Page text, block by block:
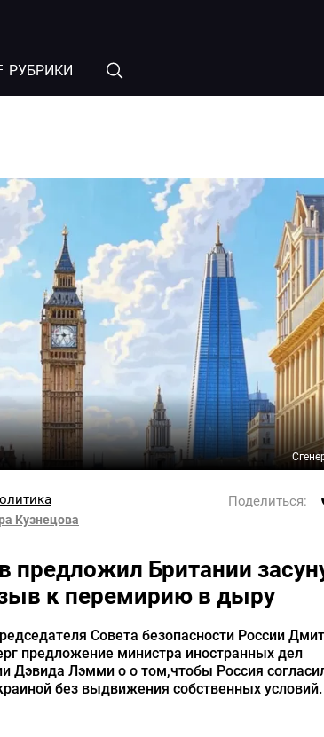
РУБРИКИ
Поделиться:
Кузнецова
предложил Британии
к перемирию в дыру
Совета безопасности России
предложение министра иностранных дел
Дэвида Лэмми о о том,чтобы Россия
без выдвижения собственных условий.